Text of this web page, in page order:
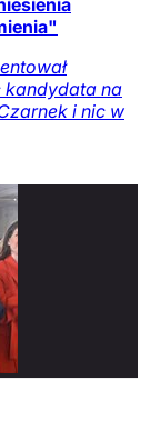
kandydata na
i nic w